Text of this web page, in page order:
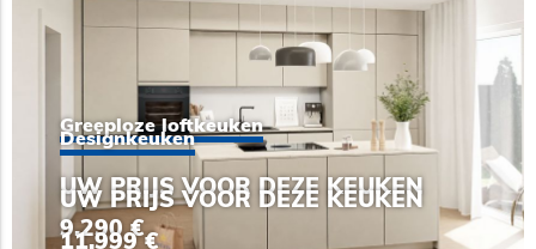
Greeploze loftkeuken
UW PRIJS VOOR DEZE KEUKEN
9.290 €
Designkeuken
UW PRIJS VOOR DEZE KEUKEN
11.999 €